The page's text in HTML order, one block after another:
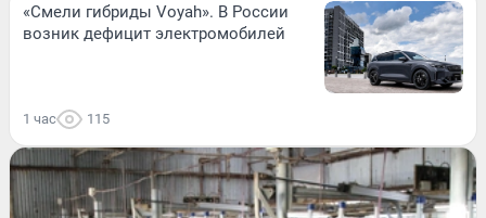
«Смели гибриды Voyah». В России
возник дефицит электромобилей
1 час 115